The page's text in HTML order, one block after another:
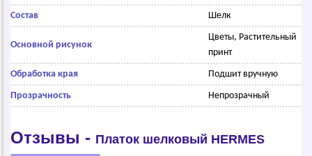
Состав Шелк
Основной рисунок
Цветы, Растительный
принт
Обработка края Подшит вручную
Прозрачность Непрозрачный
Отзывы - Платок шелковый НЕRМЕS